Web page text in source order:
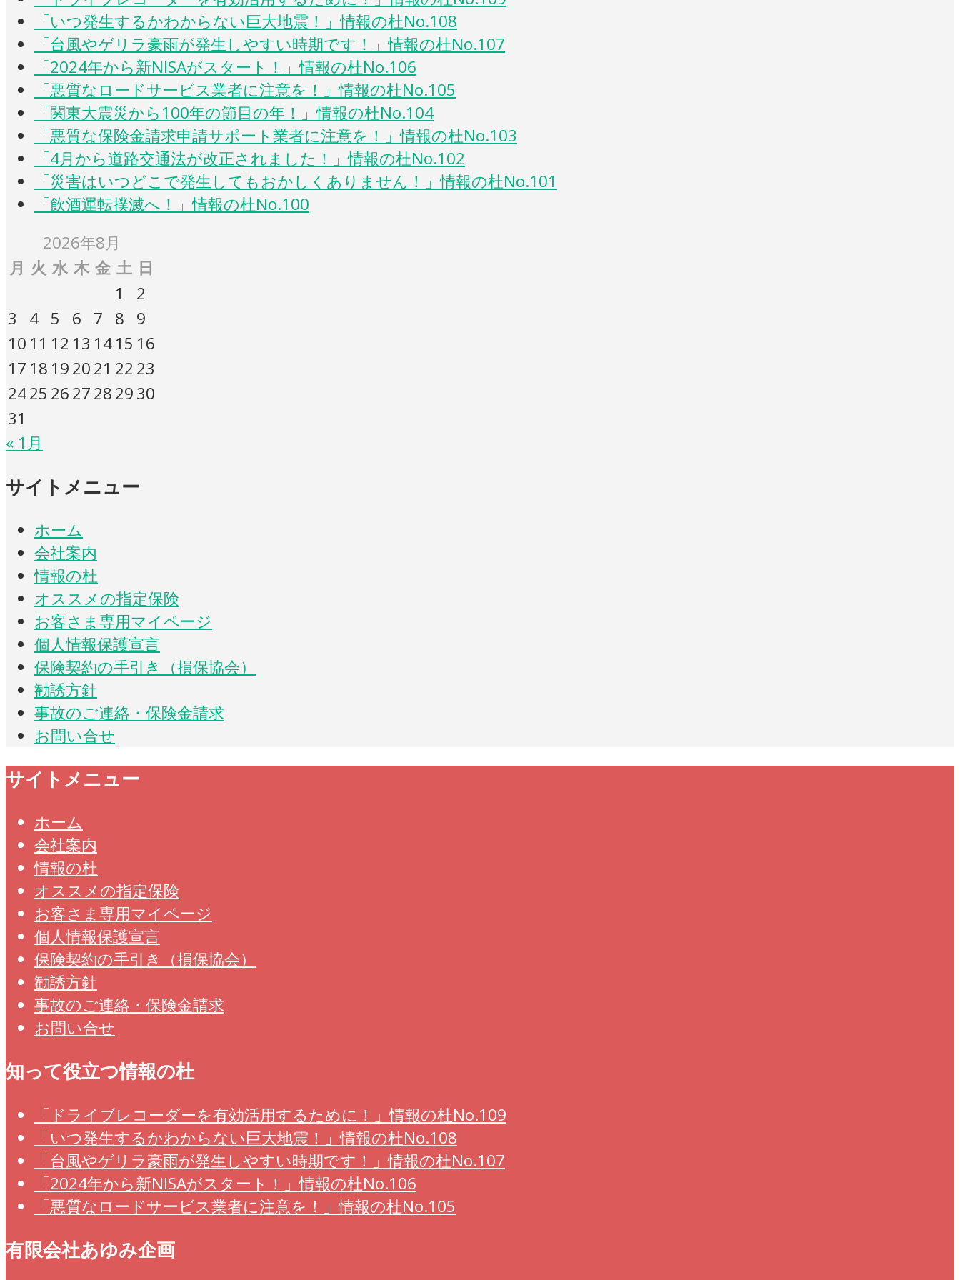
「いつ発生するかわからない巨大地震！」情報の杜No.108
「台風やゲリラ豪雨が発生しやすい時期です！」情報の杜No.107
「2024年から新NISAがスタート！」情報の杜No.106
「悪質なロードサービス業者に注意を！」情報の杜No.105
「関東大震災から100年の節目の年！」情報の杜No.104
「悪質な保険金請求申請サポート業者に注意を！」情報の杜No.103
「4月から道路交通法が改正されました！」情報の杜No.102
「災害はいつどこで発生してもおかしくありません！」情報の杜No.101
「飲酒運転撲滅へ！」情報の杜No.100
2026年8月
月 火 水 木 金 土 日
1
2
3
4 5 6 7 8
9
10 11 12 13 1415 16
17 18 192021 22 23
2425 2627282930
31
« 1月
サイトメニュー
ホーム
会社案内
情報の杜
オススメの指定保険
お客さま専用マイページ
個人情報保護宣言
保険契約の手引き（損保協会）
勧誘方針
事故のご連絡・保険金請求
お問い合せ
サイトメニュー
ホーム
会社案内
情報の杜
オススメの指定保険
お客さま専用マイページ
個人情報保護宣言
保険契約の手引き（損保協会）
勧誘方針
事故のご連絡・保険金請求
お問い合せ
知って役立つ情報の杜
「ドライブレコーダーを有効活用するために！」情報の杜No.109
「いつ発生するかわからない巨大地震！」情報の杜No.108
「台風やゲリラ豪雨が発生しやすい時期です！」情報の杜No.107
「2024年から新NISAがスタート！」情報の杜No.106
「悪質なロードサービス業者に注意を！」情報の杜No.105
有限会社あゆみ企画